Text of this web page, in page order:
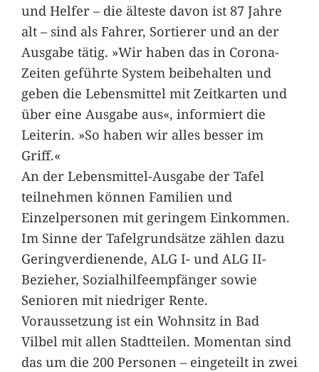
und Helfer – die älteste davon ist 87 Jahre
alt – sind als Fahrer, Sortierer und an der
Ausgabe tätig. »Wir haben das in Corona-
Zeiten geführte System beibehalten und
geben die Lebensmittel mit Zeitkarten und
über eine Ausgabe aus«, informiert die
Leiterin. »So haben wir alles besser im
Griff.«
An der Lebensmittel-Ausgabe der Tafel
teilnehmen können Familien und
Einzelpersonen mit geringem Einkommen.
Im Sinne der Tafelgrundsätze zählen dazu
Geringverdienende, ALG I- und ALG II-
Bezieher, Sozialhilfeempfänger sowie
Senioren mit niedriger Rente.
Voraussetzung ist ein Wohnsitz in Bad
Vilbel mit allen Stadtteilen. Momentan sind
das um die 200 Personen – eingeteilt in zwei